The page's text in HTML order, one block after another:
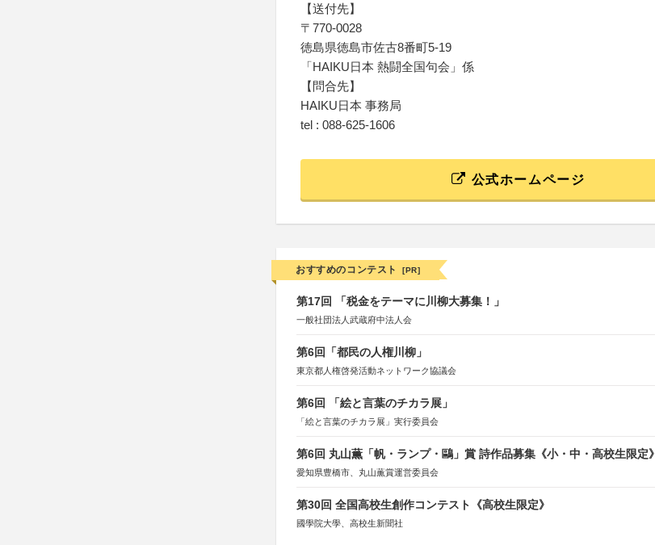
【送付先】
〒770‐0028
徳島県徳島市佐古8番町5-19
「HAIKU日本 熱闘全国句会」係
【問合先】
HAIKU日本 事務局
tel : 088-625-1606
公式ホームページ
おすすめのコンテスト [PR]
第17回 「税金をテーマに川柳大募集！」
一般社団法人武蔵府中法人会
第6回「都民の人権川柳」
東京都人権啓発活動ネットワーク協議会
第6回 「絵と言葉のチカラ展」
「絵と言葉のチカラ展」実行委員会
第6回 丸山薫「帆・ランプ・鷗」賞 詩作品募集《小・中・高校生限定》
愛知県豊橋市、丸山薫賞運営委員会
第30回 全国高校生創作コンテスト《高校生限定》
國學院大學、高校生新聞社